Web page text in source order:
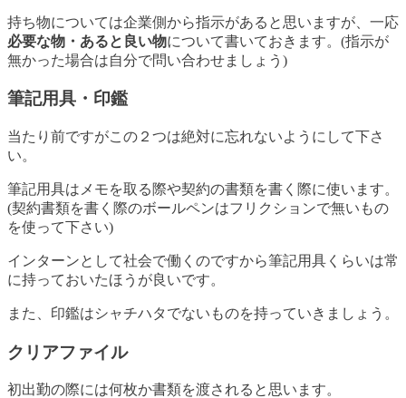
持ち物については企業側から指示があると思いますが、一応
必要な物・あると良い物について書いておきます。(指示が
無かった場合は自分で問い合わせましょう)
筆記用具・印鑑
当たり前ですがこの２つは絶対に忘れないようにして下さ
い。
筆記用具はメモを取る際や契約の書類を書く際に使います。
(契約書類を書く際のボールペンはフリクションで無いもの
を使って下さい)
インターンとして社会で働くのですから筆記用具くらいは常
に持っておいたほうが良いです。
また、印鑑はシャチハタでないものを持っていきましょう。
クリアファイル
初出勤の際には何枚か書類を渡されると思います。